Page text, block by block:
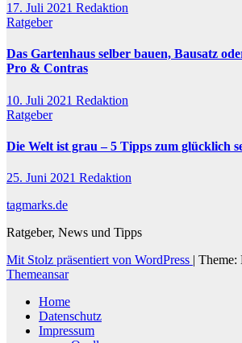
17. Juli 2021 Redaktion
Ratgeber
Das Gartenhaus selber bauen, Bausatz
Pro & Contras
10. Juli 2021 Redaktion
Ratgeber
Die Welt ist grau – 5 Tipps zum glücklich
25. Juni 2021 Redaktion
tagmarks.de
Ratgeber, News und Tipps
Mit Stolz präsentiert von WordPress | Theme:
Themeansar
Home
Datenschutz
Impressum